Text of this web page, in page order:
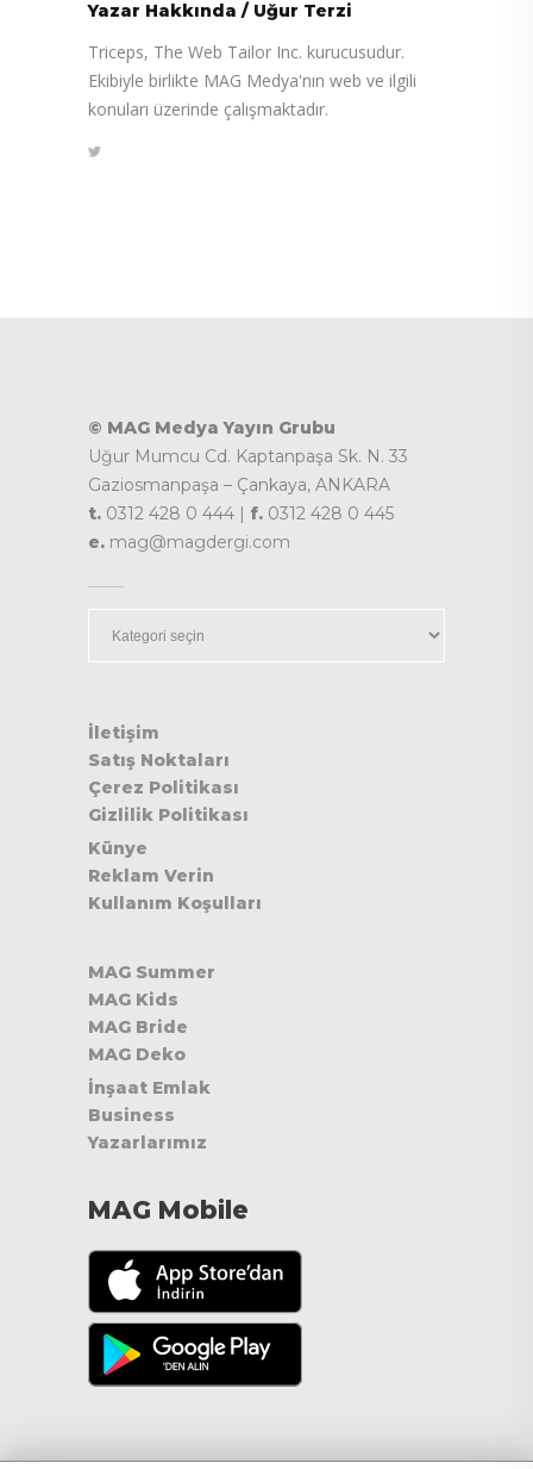
Yazar Hakkında / Uğur Terzi
Triceps, The Web Tailor Inc. kurucusudur.
Ekibiyle birlikte MAG Medya'nın web ve ilgili
konuları üzerinde çalışmaktadır.
© MAG Medya Yayın Grubu
Uğur Mumcu Cd. Kaptanpaşa Sk. N. 33
Gaziosmanpaşa – Çankaya, ANKARA
t. 0312 428 0 444 | f. 0312 428 0 445
e. mag@magdergi.com
İletişim
Satış Noktaları
Çerez Politikası
Gizlilik Politikası
Künye
Reklam Verin
Kullanım Koşulları
MAG Summer
MAG Kids
MAG Bride
MAG Deko
İnşaat Emlak
Business
Yazarlarımız
MAG Mobile